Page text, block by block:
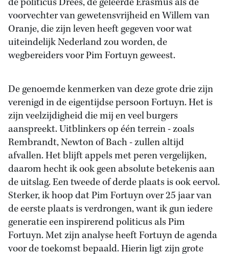
voorvechter van gewetensvrijheid en Willem van
Oranje, die zijn leven heeft gegeven voor wat
uiteindelijk Nederland zou worden, de
wegbereiders voor Pim Fortuyn geweest.
De genoemde kenmerken van deze grote drie zijn
verenigd in de eigentijdse persoon Fortuyn. Het is
zijn veelzijdigheid die mij en veel burgers
aanspreekt. Uitblinkers op één terrein - zoals
Rembrandt, Newton of Bach - zullen altijd
afvallen. Het blijft appels met peren vergelijken,
daarom hecht ik ook geen absolute betekenis aan
de uitslag. Een tweede of derde plaats is ook eervol.
Sterker, ik hoop dat Pim Fortuyn over 25 jaar van
de eerste plaats is verdrongen, want ik gun iedere
generatie een inspirerend politicus als Pim
Fortuyn. Met zijn analyse heeft Fortuyn de agenda
voor de toekomst bepaald. Hierin ligt zijn grote